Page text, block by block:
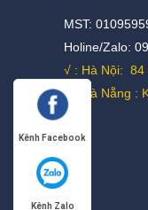
MST:
Holine/Zalo:
√ : Hà Nội: 84
√ : Đà Nẵng :
Kênh Facebook
Kênh Zalo